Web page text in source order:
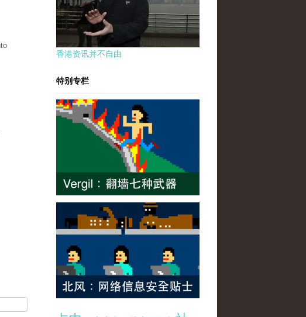
香港资讯并不自由
特别专栏